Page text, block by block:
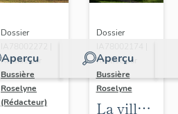
Aperçu
Dossier
Réalisé par
Bussière
Roselyne
(Rédacteur)
Aperçu
Dossier
Réalisé par
Bussière
Roselyne
La ville